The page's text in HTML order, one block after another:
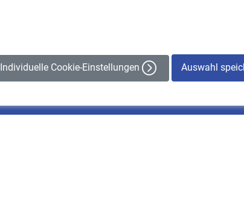
Individuelle Cookie-Einstellungen Auswahl